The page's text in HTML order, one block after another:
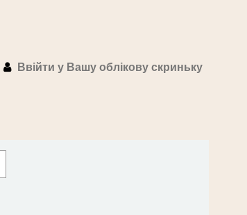
Ввійти у Вашу облікову скриньку